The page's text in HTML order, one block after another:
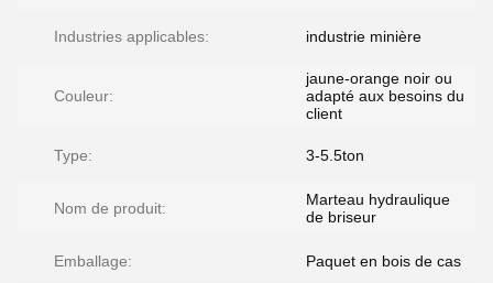
Industries applicables: industrie minière
Couleur:
jaune-orange noir ou
adapté aux besoins du
client
Type: 3-5.5ton
Nom de produit:
Marteau hydraulique
de briseur
Emballage: Paquet en bois de cas